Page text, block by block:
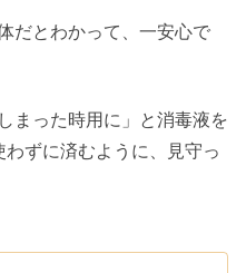
だとわかって、一安心で
まった時用に」と消毒液を
ずに済むように、見守っ